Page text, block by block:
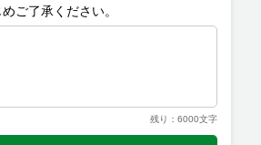
残り：6000文字